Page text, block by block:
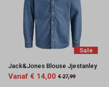
Sale
Jack&Jones Blouse Jjestanley
Vanaf € 14,00 € 27,99